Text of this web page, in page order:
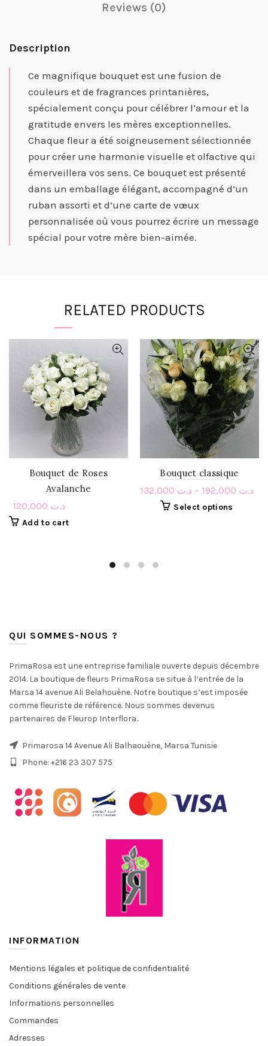
Reviews (0)
Description
Ce magnifique bouquet est une fusion de
couleurs et de fragrances printanières,
spécialement conçu pour célébrer l’amour et la
gratitude envers les mères exceptionnelles.
Chaque fleur a été soigneusement sélectionnée
pour créer une harmonie visuelle et olfactive qui
émerveillera vos sens. Ce bouquet est présenté
dans un emballage élégant, accompagné d’un
ruban assorti et d’une carte de vœux
personnalisée où vous pourrez écrire un message
spécial pour votre mère bien-aimée.
RELATED PRODUCTS
Bouquet de Roses
Avalanche
د.ت
Add to cart
Bouquet classique
د.ت – د.ت
Select options
QUI SOMMES-NOUS ?
PrimaRosa est une entreprise familiale ouverte depuis décembre
2014. La boutique de fleurs PrimaRosa se situe à l’entrée de la
Marsa 14 avenue Ali Belahouène. Notre boutique s’est imposée
comme fleuriste de référence. Nous sommes devenus
partenaires de Fleurop Interflora..
Primarosa 14 Avenue Ali Balhaouène, Marsa Tunisie
Phone: +216 23 307 575
INFORMATION
Mentions légales et politique de confidentialité
Conditions générales de vente
Informations personnelles
Commandes
Adresses